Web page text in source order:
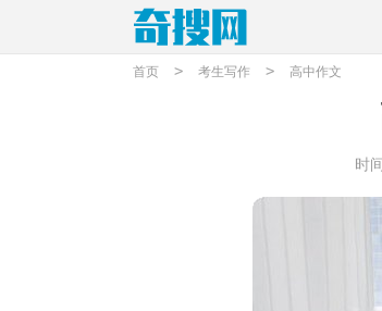
首页 > 考生写作 > 高中作文
时